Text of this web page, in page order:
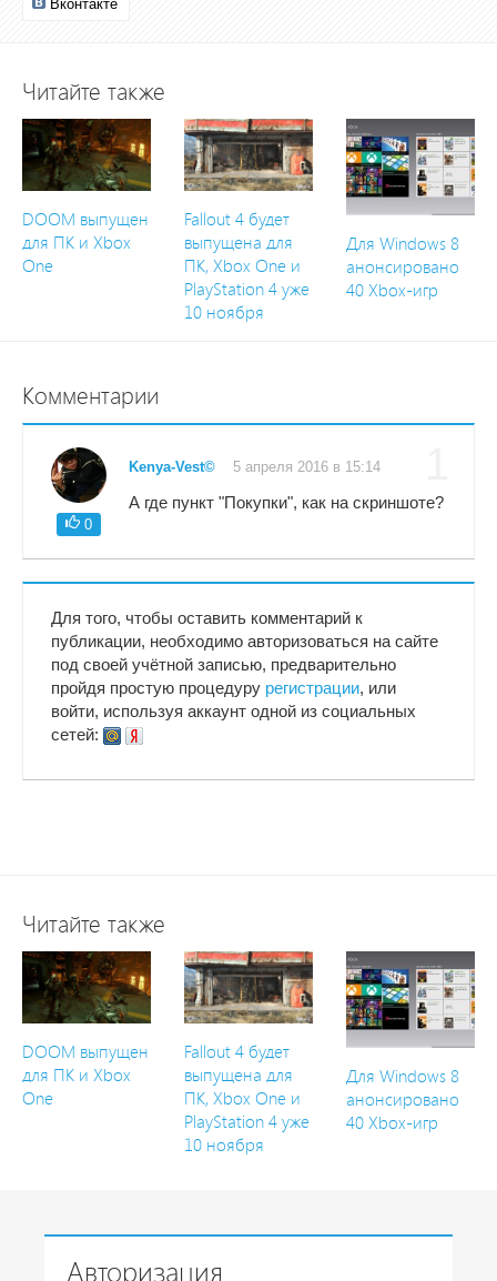
Читайте также
DOOM выпущен
для ПК и Xbox
One
Fallout 4 будет
выпущена для
ПК, Xbox One и
PlayStation 4 уже
10 ноября
Для Windows 8
анонсировано
40 Xbox-игр
Комментарии
0
Kenya-Vest© 5 апреля 2016 в 15:14
А где пункт "Покупки", как на скриншоте?
Для того, чтобы оставить комментарий к
публикации, необходимо авторизоваться на сайте
под своей учётной записью, предварительно
пройдя простую процедуру регистрации, или
войти, используя аккаунт одной из социальных
сетей:
Читайте также
DOOM выпущен
для ПК и Xbox
One
Fallout 4 будет
выпущена для
ПК, Xbox One и
PlayStation 4 уже
10 ноября
Для Windows 8
анонсировано
40 Xbox-игр
Авторизация